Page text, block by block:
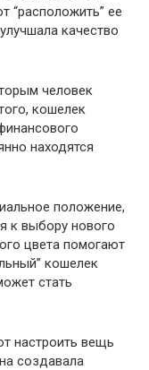
“расположить” ее
качество
человек
кошелек
находятся
положение,
к выбору нового
цвета помогают
кошелек
стать
настроить вещь
создавала